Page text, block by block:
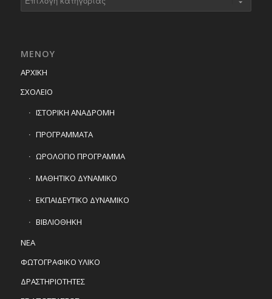
ΜΕΝΟΥ
ΑΡΧΙΚΗ
ΣΧΟΛΕΙΟ
ΙΣΤΟΡΙΚΗ ΑΝΑΔΡΟΜΗ
ΠΡΟΓΡΑΜΜΑΤΑ
ΩΡΟΛΟΓΙΟ ΠΡΟΓΡΑΜΜΑ
ΜΑΘΗΤΙΚΟ ΔΥΝΑΜΙΚΟ
ΕΚΠΑΙΔΕΥΤΙΚΟ ΔΥΝΑΜΙΚΟ
ΒΙΒΛΙΟΘΗΚΗ
ΝΕΑ
ΦΩΤΟΓΡΑΦΙΚΟ ΥΛΙΚΟ
ΔΡΑΣΤΗΡΙΟΤΗΤΕΣ